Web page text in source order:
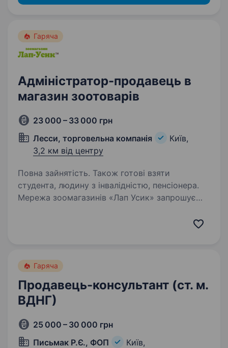
Гаряча
Адміністратор-продавець в
магазин зоотоварів
23 000 – 33 000 грн
Лесси, торговельна компанія
Київ,
3,2 км від центру
Повна зайнятість. Також готові взяти
студента, людину з інвалідністю, пенсіонера.
Мережа зоомагазинів «Лап Усик» запрошує
консультанта. Наш магазин розташован по пр-
стабільна заробітна…
Гаряча
Продавець-консультант (ст. м.
ВДНГ)
25 000 – 30 000 грн
Письмак Р.Є., ФОП
Київ,